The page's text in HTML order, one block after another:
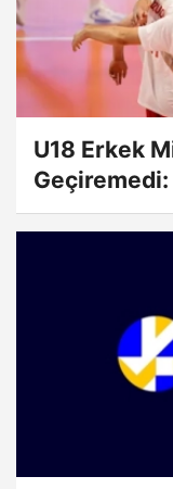
U18 Erkek
Geçiremedi: